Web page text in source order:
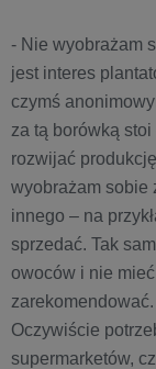
- Nie wyobrażam
jest interes
czymś
za tą borówką
rozwijać
wyobrażam sobie
innego – na
sprzedać. Tak
owoców i nie
Oczywiście
supermarketów,